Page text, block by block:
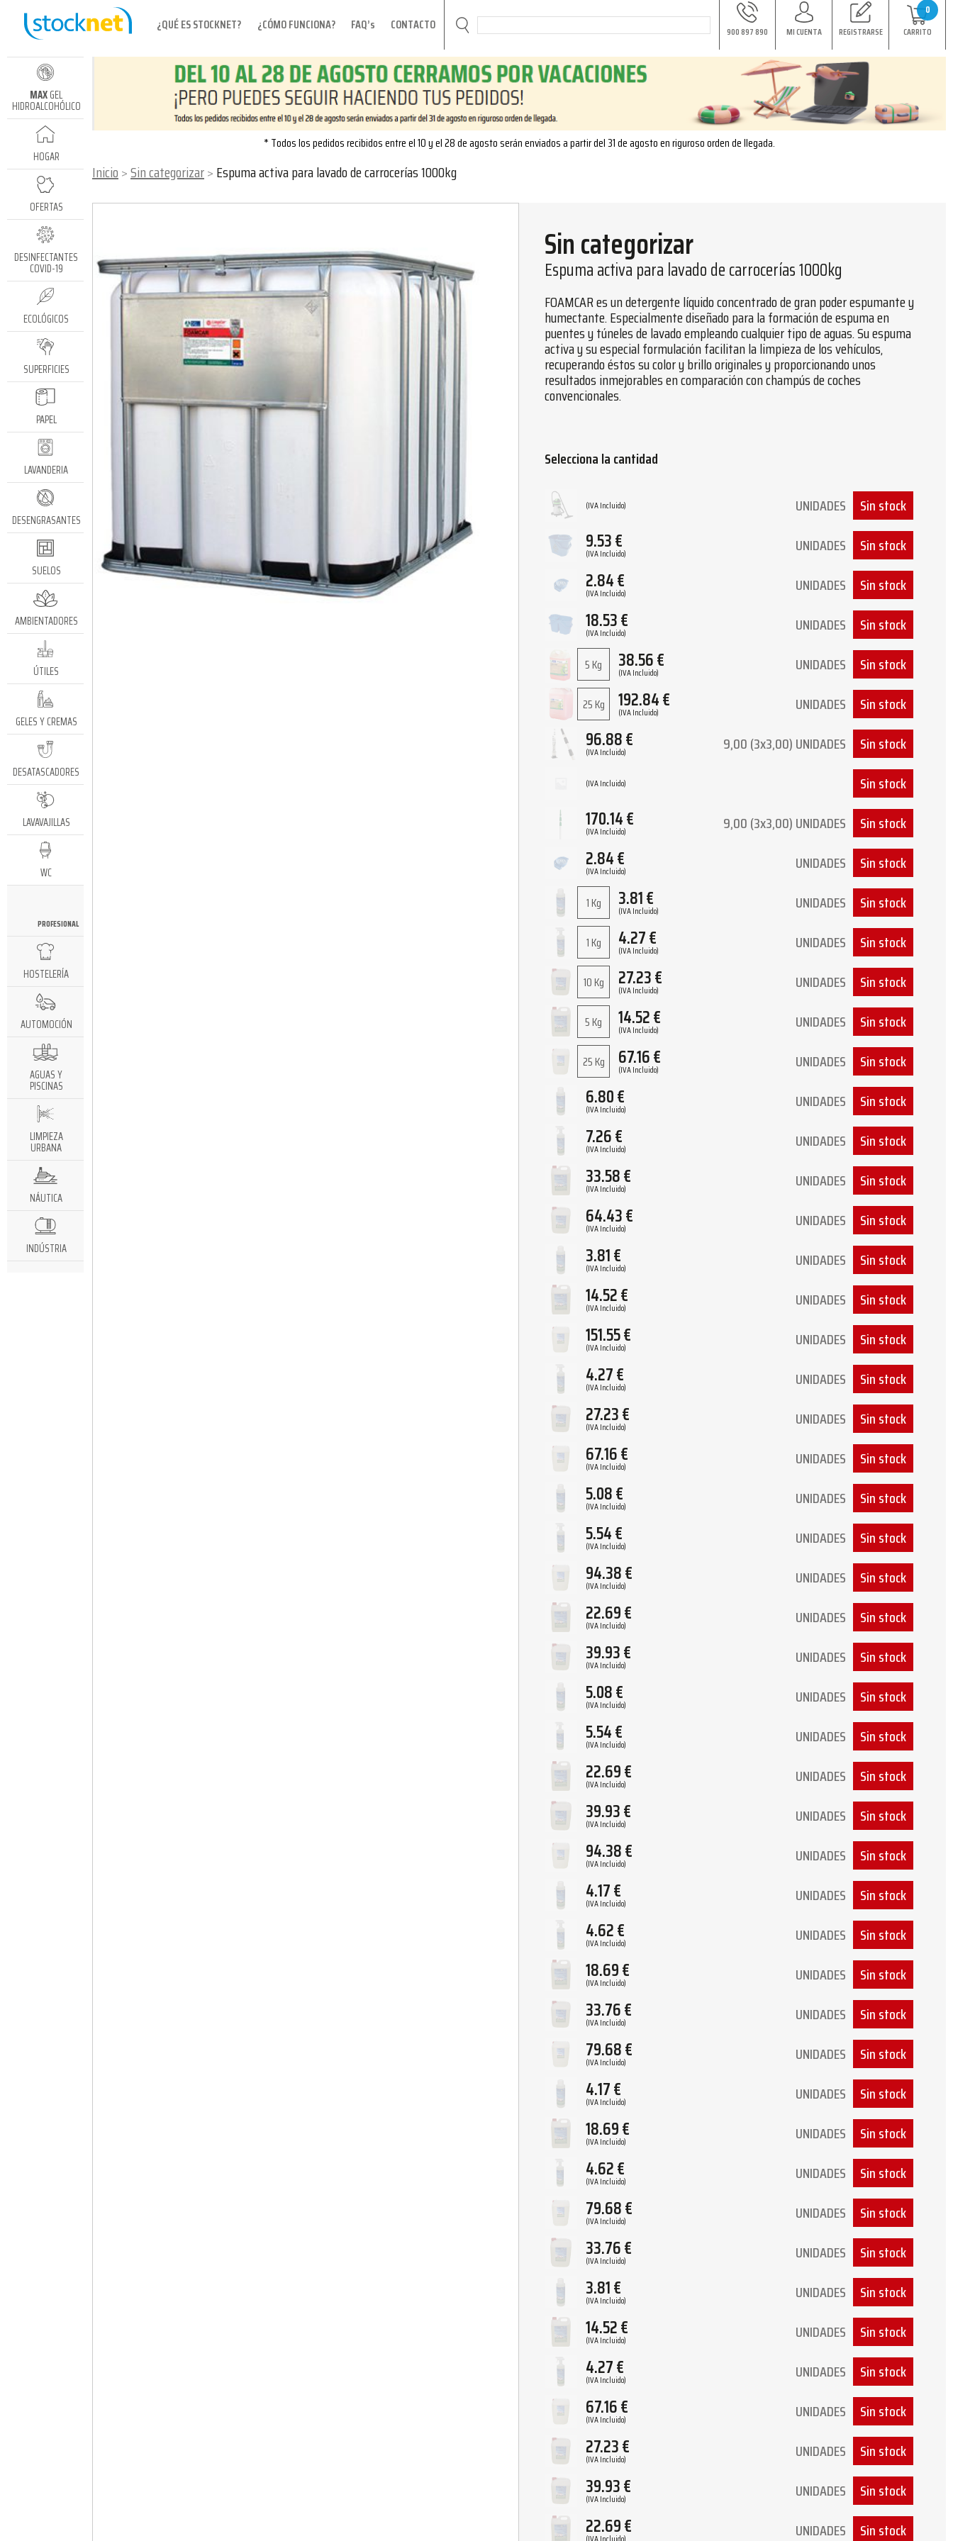
¿QUÉ ES STOCKNET? ¿CÓMO FUNCIONA? FAQ’s CONTACTO 900 897 890 MI CUENTA REGISTRARSE
0
CARRITO
MAXGEL
HIDROALCOHÓLICO
HOGAR
OFERTAS
DESINFECTANTES
COVID-19
ECOLÓGICOS
SUPERFICIES
PAPEL
LAVANDERIA
DESENGRASANTES
SUELOS
AMBIENTADORES
ÚTILES
GELES Y CREMAS
DESATASCADORES
LAVAVAJILLAS
WC
PROFESIONAL
HOSTELERÍA
AUTOMOCIÓN
AGUAS Y
PISCINAS
LIMPIEZA
URBANA
NÁUTICA
INDÚSTRIA
* Todos los pedidos recibidos entre el 10 y el 28 de agosto serán enviados a partir del 31 de agosto en riguroso orden de llegada.
Inicio Sin categorizar Espuma activa para lavado de carrocerías 1000kg
Sin categorizar
Espuma activa para lavado de carrocerías 1000kg
FOAMCAR es un detergente líquido concentrado de gran poder espumante y
humectante. Especialmente diseñado para la formación de espuma en
puentes y túneles de lavado empleando cualquier tipo de aguas. Su espuma
activa y su especial formulación facilitan la limpieza de los vehículos,
recuperando éstos su color y brillo originales y proporcionando unos
resultados inmejorables en comparación con champús de coches
convencionales.
Selecciona la cantidad
(IVA Incluido) UNIDADES Sin stock
9.53€
(IVA Incluido) UNIDADES Sin stock
2.84€
(IVA Incluido) UNIDADES Sin stock
18.53€
(IVA Incluido) UNIDADES Sin stock
5 Kg 38.56€
(IVA Incluido) UNIDADES Sin stock
25 Kg 192.84€
(IVA Incluido) UNIDADES Sin stock
96.88€
(IVA Incluido) 9,00 (3x3,00) UNIDADES Sin stock
(IVA Incluido) Sin stock
170.14€
(IVA Incluido) 9,00 (3x3,00) UNIDADES Sin stock
2.84€
(IVA Incluido) UNIDADES Sin stock
1 Kg 3.81€
(IVA Incluido) UNIDADES Sin stock
1 Kg 4.27€
(IVA Incluido) UNIDADES Sin stock
10 Kg 27.23€
(IVA Incluido) UNIDADES Sin stock
5 Kg 14.52€
(IVA Incluido) UNIDADES Sin stock
25 Kg 67.16€
(IVA Incluido) UNIDADES Sin stock
6.80€
(IVA Incluido) UNIDADES Sin stock
7.26€
(IVA Incluido) UNIDADES Sin stock
33.58€
(IVA Incluido) UNIDADES Sin stock
64.43€
(IVA Incluido) UNIDADES Sin stock
3.81€
(IVA Incluido) UNIDADES Sin stock
14.52€
(IVA Incluido) UNIDADES Sin stock
151.55€
(IVA Incluido) UNIDADES Sin stock
4.27€
(IVA Incluido) UNIDADES Sin stock
27.23€
(IVA Incluido) UNIDADES Sin stock
67.16€
(IVA Incluido) UNIDADES Sin stock
5.08€
(IVA Incluido) UNIDADES Sin stock
5.54€
(IVA Incluido) UNIDADES Sin stock
94.38€
(IVA Incluido) UNIDADES Sin stock
22.69€
(IVA Incluido) UNIDADES Sin stock
39.93€
(IVA Incluido) UNIDADES Sin stock
5.08€
(IVA Incluido) UNIDADES Sin stock
5.54€
(IVA Incluido) UNIDADES Sin stock
22.69€
(IVA Incluido) UNIDADES Sin stock
39.93€
(IVA Incluido) UNIDADES Sin stock
94.38€
(IVA Incluido) UNIDADES Sin stock
4.17€
(IVA Incluido) UNIDADES Sin stock
4.62€
(IVA Incluido) UNIDADES Sin stock
18.69€
(IVA Incluido) UNIDADES Sin stock
33.76€
(IVA Incluido) UNIDADES Sin stock
79.68€
(IVA Incluido) UNIDADES Sin stock
4.17€
(IVA Incluido) UNIDADES Sin stock
18.69€
(IVA Incluido) UNIDADES Sin stock
4.62€
(IVA Incluido) UNIDADES Sin stock
79.68€
(IVA Incluido) UNIDADES Sin stock
33.76€
(IVA Incluido) UNIDADES Sin stock
3.81€
(IVA Incluido) UNIDADES Sin stock
14.52€
(IVA Incluido) UNIDADES Sin stock
4.27€
(IVA Incluido) UNIDADES Sin stock
67.16€
(IVA Incluido) UNIDADES Sin stock
27.23€
(IVA Incluido) UNIDADES Sin stock
39.93€
(IVA Incluido) UNIDADES Sin stock
22.69€ UNIDADES Sin stock